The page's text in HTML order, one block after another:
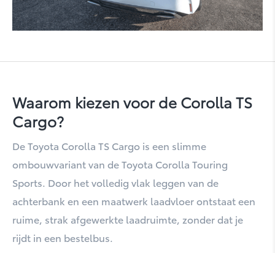
Waarom kiezen voor de Corolla TS
Cargo?
De Toyota Corolla TS Cargo is een slimme
ombouwvariant van de Toyota Corolla Touring
Sports. Door het volledig vlak leggen van de
achterbank en een maatwerk laadvloer ontstaat een
ruime, strak afgewerkte laadruimte, zonder dat je
rijdt in een bestelbus.